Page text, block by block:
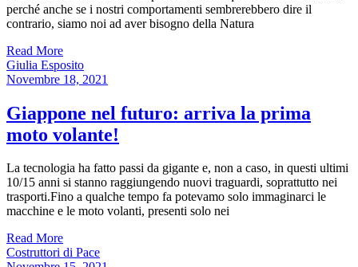
perché anche se i nostri comportamenti sembrerebbero dire il
contrario, siamo noi ad aver bisogno della Natura
Read More
Giulia Esposito
Novembre 18, 2021
Giappone nel futuro: arriva la prima
moto volante!
La tecnologia ha fatto passi da gigante e, non a caso, in questi ultimi
10/15 anni si stanno raggiungendo nuovi traguardi, soprattutto nei
trasporti.Fino a qualche tempo fa potevamo solo immaginarci le
macchine e le moto volanti, presenti solo nei
Read More
Costruttori di Pace